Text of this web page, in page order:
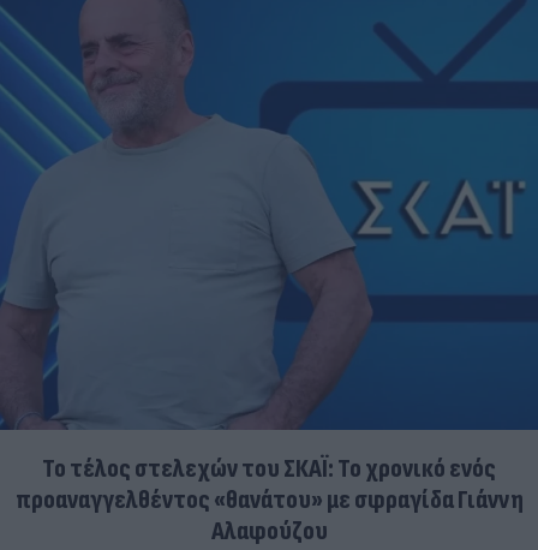
Το τέλος στελεχών του ΣΚΑΪ: Το χρονικό ενός
προαναγγελθέντος «θανάτου» με σφραγίδα Γιάννη
Αλαφούζου